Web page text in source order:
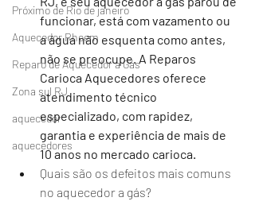
Próximo de Rio de janeiro
Aquecedor Rheem
Reparo de Aquecedor a Gás
Zona sul RJ
aquecedor
aquecedores
funcionar, está com vazamento ou
a água não esquenta como antes,
não se preocupe. A Reparos
Carioca Aquecedores oferece
atendimento técnico
especializado, com rapidez,
garantia e experiência de mais de
10 anos no mercado carioca.
Quais são os defeitos mais comuns
no aquecedor a gás?